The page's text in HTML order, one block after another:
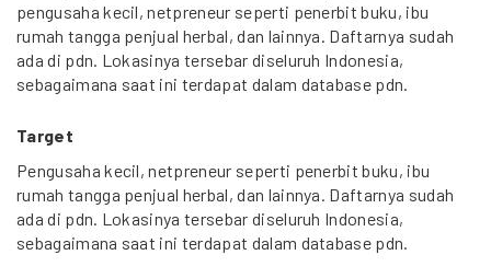
pengusaha kecil, netpreneur seperti penerbit buku, ibu
rumah tangga penjual herbal, dan lainnya. Daftarnya sudah
ada di pdn. Lokasinya tersebar diseluruh Indonesia,
sebagaimana saat ini terdapat dalam database pdn.
Target
Pengusaha kecil, netpreneur seperti penerbit buku, ibu
rumah tangga penjual herbal, dan lainnya. Daftarnya sudah
ada di pdn. Lokasinya tersebar diseluruh Indonesia,
sebagaimana saat ini terdapat dalam database pdn.